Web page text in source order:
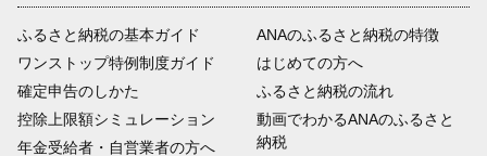
ふるさと納税の基本ガイド
ワンストップ特例制度ガイド
確定申告のしかた
控除上限額シミュレーション
年金受給者・自営業者の方へ
ANAのふるさと納税の特徴
はじめての方へ
ふるさと納税の流れ
動画でわかるANAのふるさと
納税